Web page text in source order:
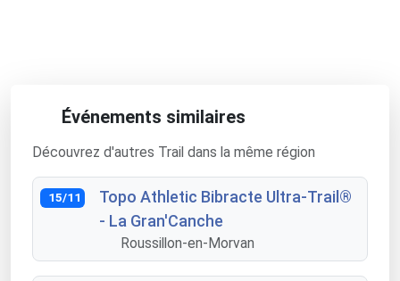
Événements similaires
Découvrez d'autres Trail dans la même région
15/11
Topo Athletic Bibracte Ultra-Trail®
- La Gran'Canche
Roussillon-en-Morvan